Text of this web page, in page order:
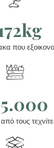
που
τους